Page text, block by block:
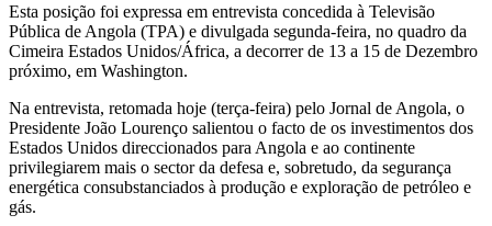
Esta posição foi expressa em entrevista concedida à Televisão
Pública de Angola (TPA) e divulgada segunda-feira, no quadro da
Cimeira Estados Unidos/África, a decorrer de 13 a 15 de Dezembro
próximo, em Washington.
Na entrevista, retomada hoje (terça-feira) pelo Jornal de Angola, o
Presidente João Lourenço salientou o facto de os investimentos dos
Estados Unidos direccionados para Angola e ao continente
privilegiarem mais o sector da defesa e, sobretudo, da segurança
energética consubstanciados à produção e exploração de petróleo e
gás.